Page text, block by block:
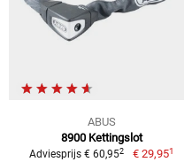
ABUS
8900 Kettingslot
Adviesprijs € 60,952 € 29,951